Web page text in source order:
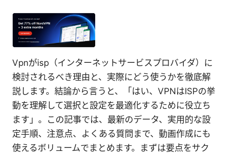
Vpnがisp（インターネットサービスプロバイダ）に
検討されるべき理由と、実際にどう使うかを徹底解
説します。結論から言うと、「はい、VPNはISPの挙
動を理解して選択と設定を最適化するために役立ち
ます」。この記事では、最新のデータ、実用的な設
定手順、注意点、よくある質問まで、動画作成にも
使えるボリュームでまとめます。まずは要点をサク